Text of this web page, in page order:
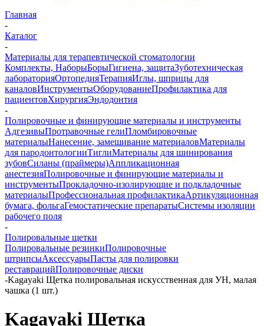
Главная
-
Каталог
-
Материалы для терапевтической стоматологии
Комплекты, НаборыБорыГигиена, защитаЗуботехническая
лабораторияОртопедияТерапияИглы, шприцы для
каналовИнструментыОборудованиеПрофилактика для
пациентовХирургияЭндодонтия
-
Полировочные и финирующие материалы и инструменты
АдгезивыПротравочные гелиПломбировочные
материалыНанесение, замешивание материаловМатериалы
для пародонтологииТиглиМатериалы для шинирования
зубовСиланы (праймеры)Аппликационная
анестезияПолировочные и финирующие материалы и
инструментыПрокладочно-изолирующие и подкладочные
материалыПрофессиональная профилактикаАртикуляционная
бумага, фольгаГемостатические препаратыСистемы изоляции
рабочего поля
-
Полировальные щетки
Полировальные резинкиПолировочные
штрипсыАксессуарыПасты для полировки
реставрацийПолировочные диски
-Kagayaki Щетка полировальная искусственная для УН, малая
чашка (1 шт.)
Kagayaki Щетка